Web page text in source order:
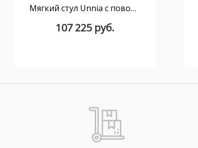
Мягкий стул Unnia с поворотным основанием на 4 спицы из алюминия
107 225 руб.